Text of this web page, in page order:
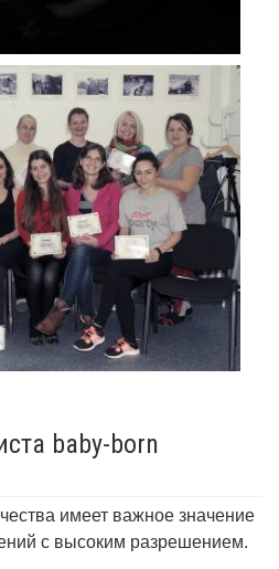
baby-born
имеет важное значение
с высоким разрешением.